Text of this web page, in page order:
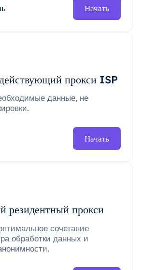
Начать
прокси ISP
данные, не
Начать
резидентный прокси
сочетание
обработки данных и